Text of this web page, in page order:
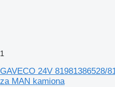
1
GAVECO 24V 81981386528/
za MAN kamiona